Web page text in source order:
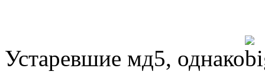
Устаревшие мд5, однако